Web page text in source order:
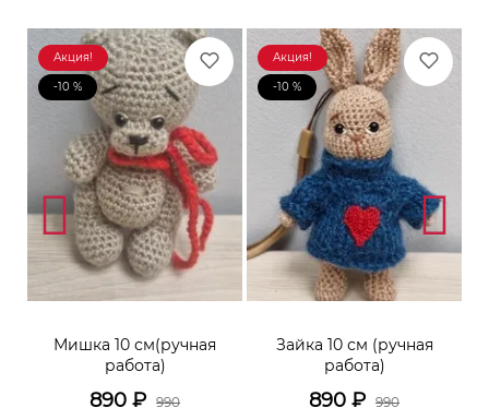
Акция!
-10 %
Мишка 10 см(ручная
работа)
890 ₽ 990
Акция!
-10 %
Зайка 10 см (ручная
работа)
890 ₽ 990